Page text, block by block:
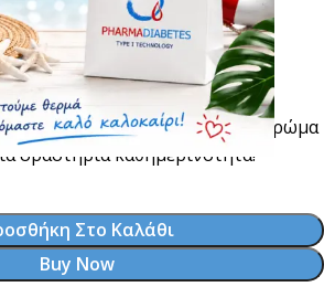
Ζώνη Μαύρη-Μπλε
ινσουλίνης, σε μαύρο χρώμα
δραστήρια καθημερινότητα!
Στο Καλάθι
Buy Now